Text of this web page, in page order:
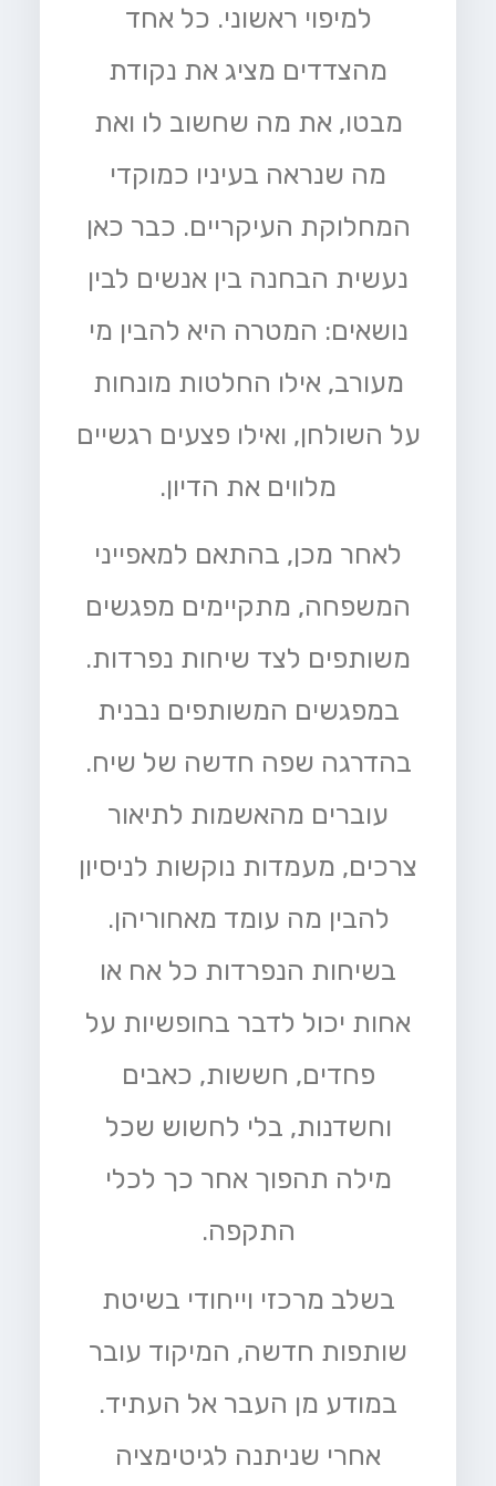
למיפוי ראשוני. כל אחד
מהצדדים מציג את נקודת
מבטו, את מה שחשוב לו ואת
מה שנראה בעיניו כמוקדי
המחלוקת העיקריים. כבר כאן
נעשית הבחנה בין אנשים לבין
נושאים: המטרה היא להבין מי
מעורב, אילו החלטות מונחות
על השולחן, ואילו פצעים רגשיים
מלווים את הדיון.
לאחר מכן, בהתאם למאפייני
המשפחה, מתקיימים מפגשים
משותפים לצד שיחות נפרדות.
במפגשים המשותפים נבנית
בהדרגה שפה חדשה של שיח.
עוברים מהאשמות לתיאור
צרכים, מעמדות נוקשות לניסיון
להבין מה עומד מאחוריהן.
בשיחות הנפרדות כל אח או
אחות יכול לדבר בחופשיות על
פחדים, חששות, כאבים
וחשדנות, בלי לחשוש שכל
מילה תהפוך אחר כך לכלי
התקפה.
בשלב מרכזי וייחודי בשיטת
שותפות חדשה, המיקוד עובר
במודע מן העבר אל העתיד.
אחרי שניתנה לגיטימציה